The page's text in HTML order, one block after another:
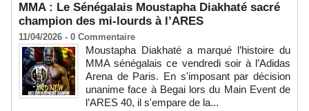
MMA : Le Sénégalais Moustapha Diakhaté sacré
champion des mi-lourds à l’ARES
11/04/2026 - 0 Commentaire
Moustapha Diakhaté a marqué l’histoire du
MMA sénégalais ce vendredi soir à l’Adidas
Arena de Paris. En s'imposant par décision
unanime face à Begai lors du Main Event de
l’ARES 40, il s'empare de la...